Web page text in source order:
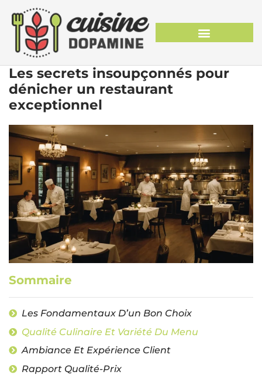
Les secrets insoupçonnés pour
dénicher un restaurant
exceptionnel
Sommaire
Les Fondamentaux D’un Bon Choix
Qualité Culinaire Et Variété Du Menu
Ambiance Et Expérience Client
Rapport Qualité-Prix